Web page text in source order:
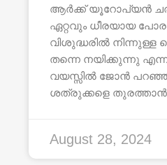
ആർക്ക് യൂറോപ്യൻ
ഏറ്റവും ധീരയായ
വിശുദ്ധരിൽ നിന്നുള്ള
തന്നെ നയിക്കുന്നു
വയസ്സിൽ ജോൻ
ശത്രുക്കളെ തുരത്താൻ
August 28, 2024